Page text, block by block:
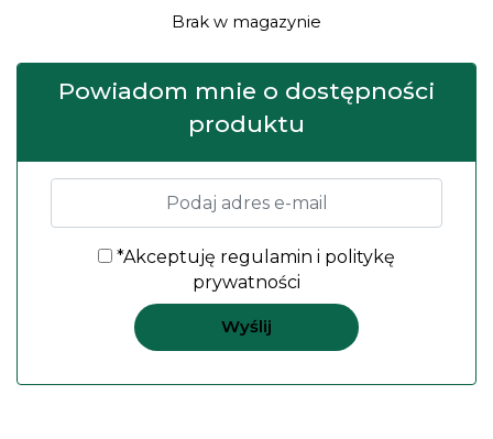
Brak w magazynie
Powiadom mnie o dostępności
produktu
*Akceptuję regulamin i politykę
prywatności